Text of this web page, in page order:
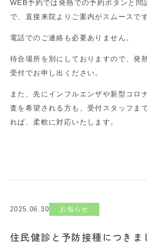
WEB予約では発熱での予約ボタンと問
で、直接来院よりご案内がスムースです
電話でのご連絡も必要ありません。
待合場所を別にしておりますので、発
受付でお申し出ください。
また、 先にインフルエンザや新型コロナ
査を希望される方も、受付スタッフま
れば、柔軟に対応いたします。
2025.06.30 お知らせ
住民健診と予防接種につきま